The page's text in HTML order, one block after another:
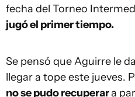
fecha del Torneo
jugó el primer tiempo.
Se pensó que Aguirre le
llegar a tope este jueves.
no se pudo recuperara